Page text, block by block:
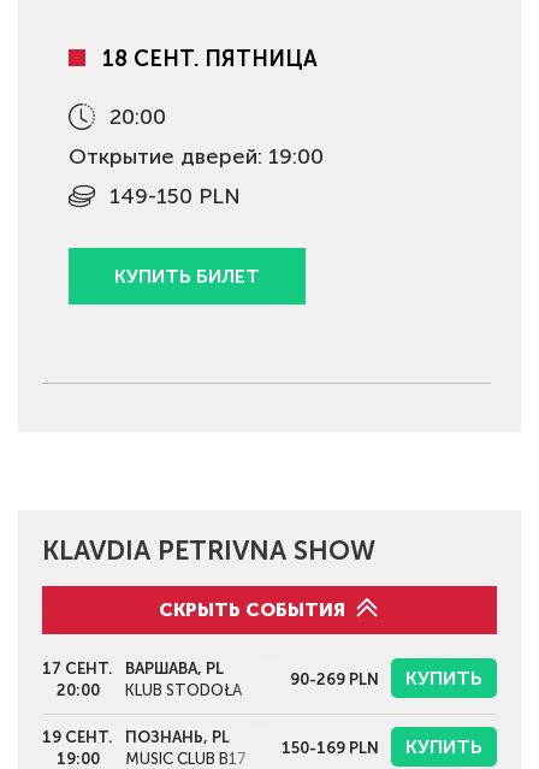
18 СЕНТ. ПЯТНИЦА
20:00
Открытие дверей: 19:00
149-150 PLN
КУПИТЬ БИЛЕТ
KLAVDIA PETRIVNA SHOW
СКРЫТЬ СОБЫТИЯ
17 СЕНТ.
20:00
ВАРШАВА, PL
KLUB STODOŁA
90-269 PLN КУПИТЬ
19 СЕНТ.
19:00
ПОЗНАНЬ, PL
MUSIC CLUB B17
150-169 PLN КУПИТЬ